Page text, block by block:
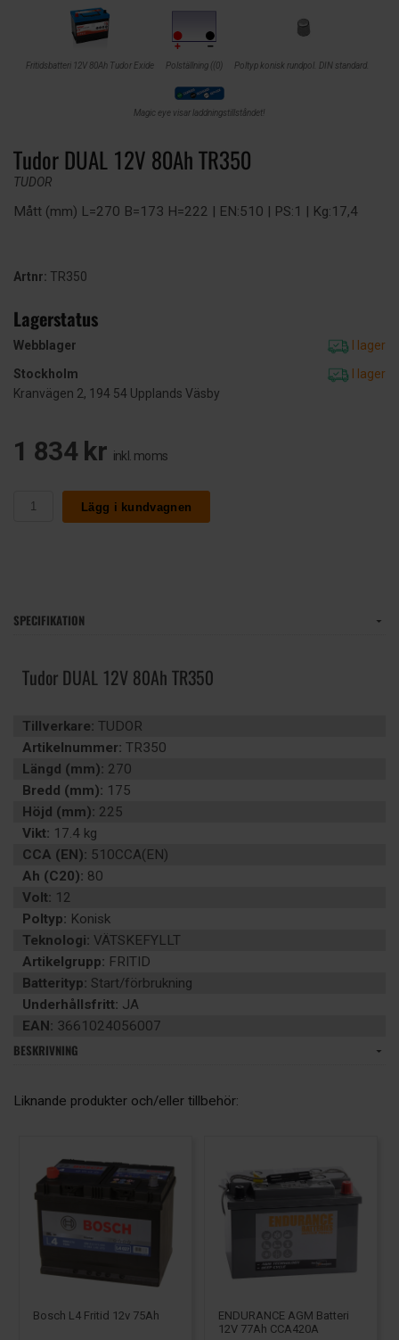
Fritidsbatteri 12V 80Ah Tudor Exide Polställning ((0) Poltyp konisk rundpol. DIN standard.
Magic eye visar laddningstillståndet!
Tudor DUAL 12V 80Ah TR350
TUDOR
Mått (mm) L=270 B=173 H=222 | EN:510 | PS:1 | Kg:17,4
Artnr: TR350
Lagerstatus
Webblager
I lager
Stockholm
I lager
Kranvägen 2, 194 54 Upplands Väsby
1 834 kr inkl. moms
Lägg i kundvagnen
SPECIFIKATION
Tudor DUAL 12V 80Ah TR350
Tillverkare: TUDOR
Artikelnummer: TR350
Längd (mm): 270
Bredd (mm): 175
Höjd (mm): 225
Vikt: 17.4 kg
CCA (EN): 510CCA(EN)
Ah (C20): 80
Volt: 12
Poltyp: Konisk
Teknologi: VÄTSKEFYLLT
Artikelgrupp: FRITID
Batterityp: Start/förbrukning
Underhållsfritt: JA
EAN: 3661024056007
BESKRIVNING
Liknande produkter och/eller tillbehör:
Bosch L4 Fritid 12v 75Ah
ENDURANCE AGM Batteri
12V 77Ah CCA420A